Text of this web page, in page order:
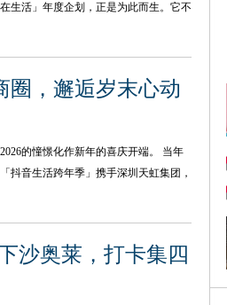
生活」年度企划，正是为此而生。它不
圈，邂逅岁末心动
的憧憬化作新年的喜庆开端。 当年
抖音生活跨年季」携手深圳天虹集团，
沙奥莱，打卡集四